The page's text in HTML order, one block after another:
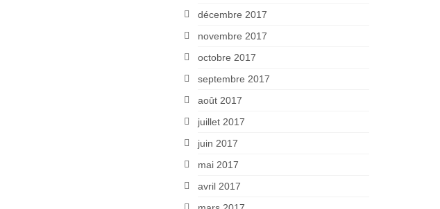
décembre 2017
novembre 2017
octobre 2017
septembre 2017
août 2017
juillet 2017
juin 2017
mai 2017
avril 2017